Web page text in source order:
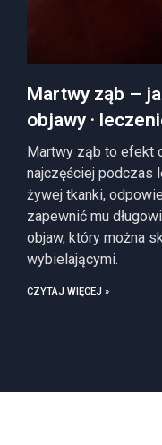
Martwy ząb –
objawy ·
Martwy ząb to efekt
najczęściej podczas
żywej tkanki,
zapewnić mu
objaw, który można
wybielającymi.
CZYTAJ WIĘCEJ »